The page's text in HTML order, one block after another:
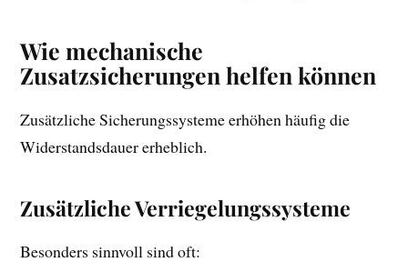
Wie mechanische
Zusatzsicherungen helfen können
Zusätzliche Sicherungssysteme erhöhen häufig die
Widerstandsdauer erheblich.
Zusätzliche Verriegelungssysteme
Besonders sinnvoll sind oft: